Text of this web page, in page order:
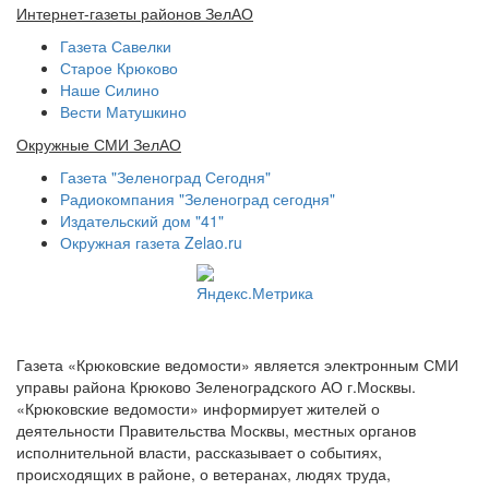
Интернет-газеты районов ЗелАО
Газета Савелки
Старое Крюково
Наше Силино
Вести Матушкино
Окружные СМИ ЗелАО
Газета "Зеленоград Сегодня"
Радиокомпания "Зеленоград сегодня"
Издательский дом "41"
Окружная газета Zelao.ru
Газета «Крюковские ведомости» является электронным СМИ
управы района Крюково Зеленоградского АО г.Москвы.
«Крюковские ведомости» информирует жителей о
деятельности Правительства Москвы, местных органов
исполнительной власти, рассказывает о событиях,
происходящих в районе, о ветеранах, людях труда,